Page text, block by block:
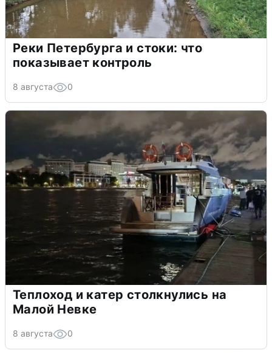
Реки Петербурга и стоки: что
показывает контроль
8 августа 0
Теплоход и катер столкнулись на
Малой Невке
8 августа 0